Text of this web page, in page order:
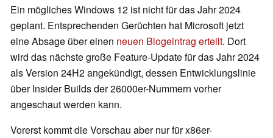
Ein mögliches Windows 12 ist nicht für das Jahr 2024
geplant. Entsprechenden Gerüchten hat Microsoft jetzt
eine Absage über einen neuen Blogeintrag erteilt. Dort
wird das nächste große Feature-Update für das Jahr 2024
als Version 24H2 angekündigt, dessen Entwicklungslinie
über Insider Builds der 26000er-Nummern vorher
angeschaut werden kann.
Vorerst kommt die Vorschau aber nur für x86er-